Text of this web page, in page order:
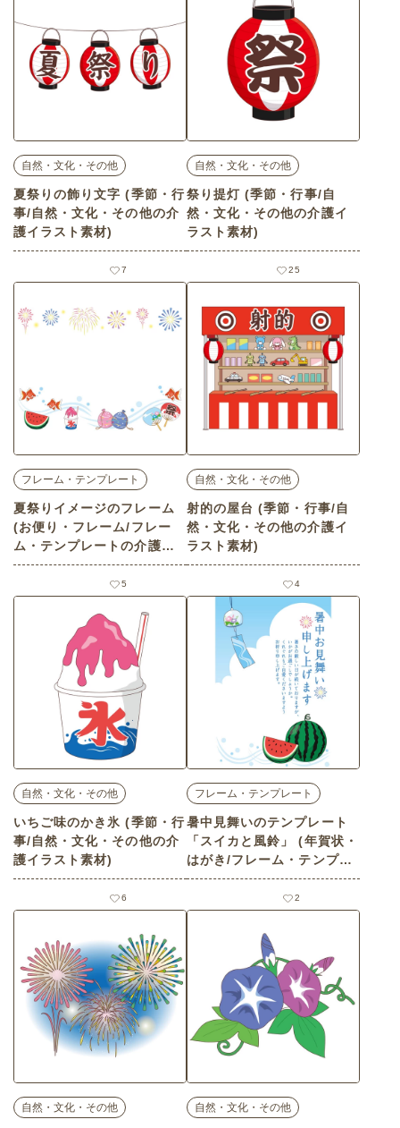
自然・文化・その他
夏祭りの飾り文字 (季節・行
事/自然・文化・その他の介
護イラスト素材)
7
自然・文化・その他
祭り提灯 (季節・行事/自
然・文化・その他の介護イ
ラスト素材)
25
フレーム・テンプレート
夏祭りイメージのフレーム
(お便り・フレーム/フレー
ム・テンプレートの介護イ
ラスト素材)
5
自然・文化・その他
射的の屋台 (季節・行事/自
然・文化・その他の介護イ
ラスト素材)
4
自然・文化・その他
いちご味のかき氷 (季節・行
事/自然・文化・その他の介
護イラスト素材)
6
フレーム・テンプレート
暑中見舞いのテンプレート
「スイカと風鈴」 (年賀状・
はがき/フレーム・テンプレ
ートの介護イラスト素材)
2
自然・文化・その他 自然・文化・その他